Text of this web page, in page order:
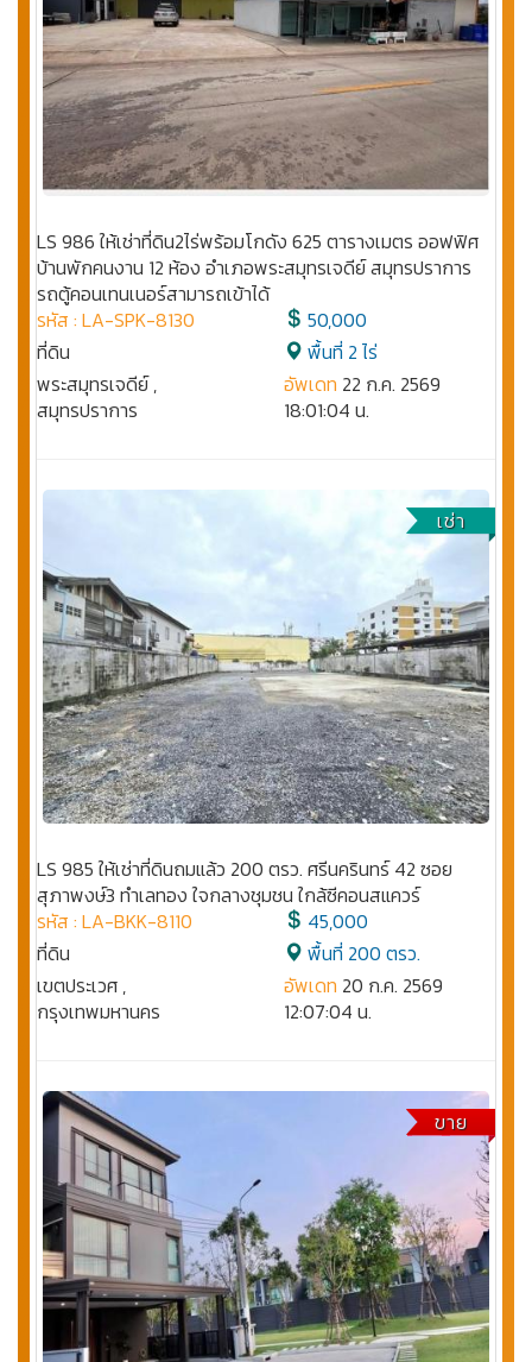
LS 986 ให้เช่าที่ดิน2ไร่พร้อมโกดัง 625 ตารางเมตร ออฟฟิศ
บ้านพักคนงาน 12 ห้อง อำเภอพระสมุทรเจดีย์ สมุทรปราการ
รถตู้คอนเทนเนอร์สามารถเข้าได้
รหัส : LA-SPK-8130
ที่ดิน
พระสมุทรเจดีย์ ,
สมุทรปราการ
50,000
พื้นที่ 2 ไร่
อัพเดท 22 ก.ค. 2569
18:01:04 น.
เช่า
LS 985 ให้เช่าที่ดินถมแล้ว 200 ตรว. ศรีนครินทร์ 42 ซอย
สุภาพงษ์3 ทำเลทอง ใจกลางชุมชน ใกล้ซีคอนสแควร์
รหัส : LA-BKK-8110
ที่ดิน
เขตประเวศ ,
กรุงเทพมหานคร
45,000
พื้นที่ 200 ตรว.
อัพเดท 20 ก.ค. 2569
12:07:04 น.
ขาย